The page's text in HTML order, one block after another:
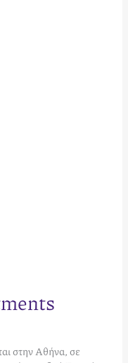
στην Αθήνα, σε